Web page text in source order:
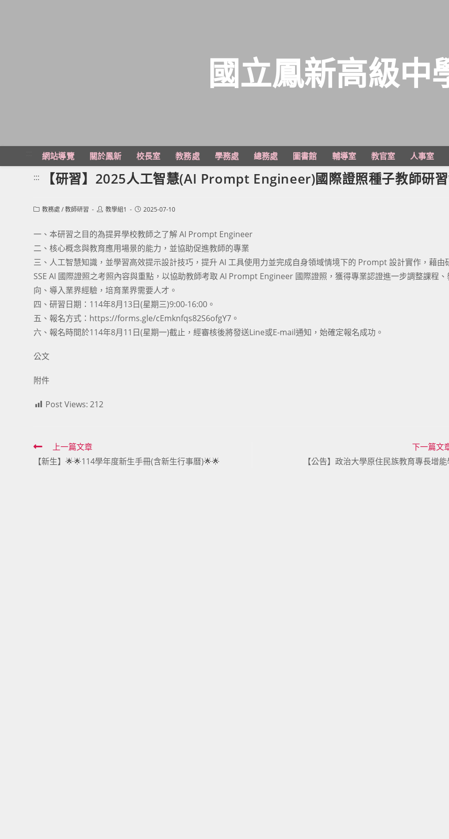
主
國立鳳新高級中
網站導覽 關於鳳新 校長室 教務處 學務處 總務處 圖書館 輔導室 教官室 人事室
::: 【研習】2025人工智慧(AI Prompt Engineer)國際證照種子教師研
Post教務處 /教師研習
Post教學組1
Post2025-07-10
一、本研習之目的為提昇學校教師之了解 AI Prompt Engineer
二、核心概念與教育應用場景的能力，並協助促進教師的專業
三、人工智慧知識，並學習高效提示設計技巧，提升 AI 工具使用力並完成自身領域情境下的 Prompt 設計實作，藉由
SSE AI 國際證照之考照內容與重點，以協助教師考取 AI Prompt Engineer 國際證照，獲得專業認證進一步調整課程、
向、導入業界經驗，培育業界需要人才。
四、研習日期：114年8月13日(星期三)9:00-16:00。
五、報名方式：https://forms.gle/cEmknfqs82S6ofgY7。
六、報名時間於114年8月11日(星期一)截止，經審核後將發送Line或E-mail通知，始確定報名成功。
公文
附件
Post Views: 212
Read
more
上一篇文章
【新生】🌟🌟114學年度新生手冊(含新生行事曆)🌟🌟
下一篇文
【公告】政治大學原住民族教育專長增